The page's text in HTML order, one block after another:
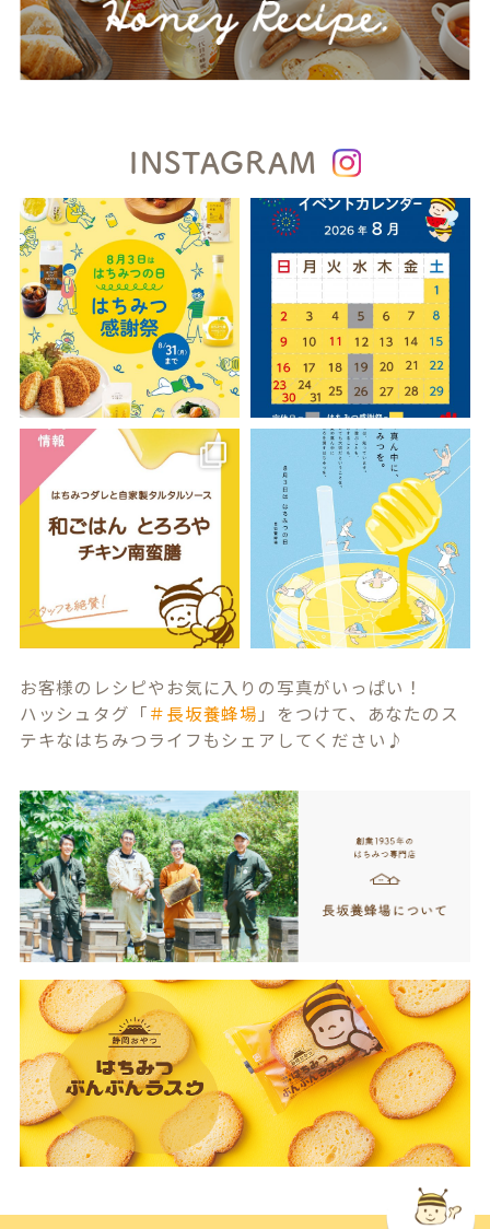
INSTAGRAM
お客様のレシピやお気に入りの写真がいっぱい！
ハッシュタグ「＃長坂養蜂場 」をつけて、あなたのス
テキなはちみつライフもシェアしてください♪